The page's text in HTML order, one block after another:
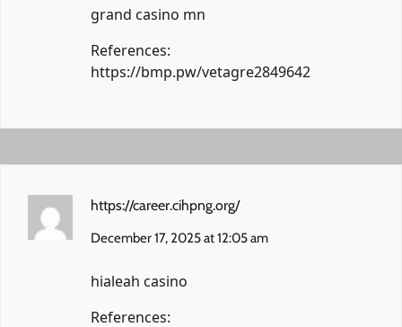
grand casino mn
References:
https://bmp.pw/vetagre2849642
https://career.cihpng.org/
December 17, 2025 at 12:05 am
hialeah casino
References: